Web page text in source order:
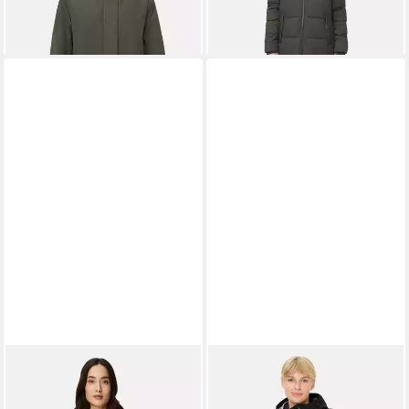
CAMEL ACTIVELangmantel
mit verstellbarem Saum und
CAMEL ACTIVELangmantel
mit Taschen Langarm Kapuze